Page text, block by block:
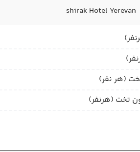
shirak Hotel Yerevan
(هر نفر)
تخت (هرنفر)